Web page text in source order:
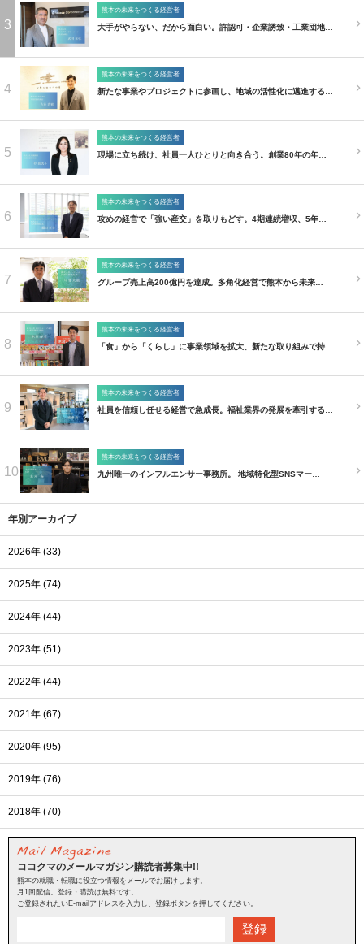
3
熊本の未来をつくる経営者
大手がやらない、だから面白い。許認可・企業誘致・工業団地…
4
熊本の未来をつくる経営者
新たな事業やプロジェクトに参画し、地域の活性化に邁進する…
5
熊本の未来をつくる経営者
現場に立ち続け、社員一人ひとりと向き合う。創業80年の年…
6
熊本の未来をつくる経営者
攻めの経営で「強い産交」を取りもどす。4期連続増収、5年…
7
熊本の未来をつくる経営者
グループ売上高200億円を達成。多角化経営で熊本から未来…
8
熊本の未来をつくる経営者
「食」から「くらし」に事業領域を拡大、新たな取り組みで持…
9
熊本の未来をつくる経営者
社員を信頼し任せる経営で急成長。福祉業界の発展を牽引する…
10
熊本の未来をつくる経営者
九州唯一のインフルエンサー事務所。 地域特化型SNSマー…
年別アーカイブ
2026年 (33)
2025年 (74)
2024年 (44)
2023年 (51)
2022年 (44)
2021年 (67)
2020年 (95)
2019年 (76)
2018年 (70)
ココクマのメールマガジン購読者募集中!!
熊本の就職・転職に役立つ情報をメールでお届けします。
月1回配信。登録・購読は無料です。
ご登録されたいE-mailアドレスを入力し、登録ボタンを押してください。
登録